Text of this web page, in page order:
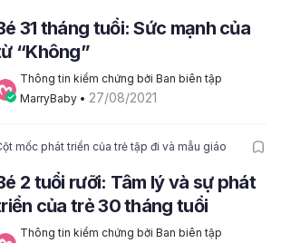
31 tháng tuổi: Sức mạnh của
“Không”
Thông tin kiểm chứng bởi Ban biên tập
MarryBaby • 27/08/2021
mốc phát triển của trẻ tập đi và mẫu giáo
2 tuổi rưỡi: Tâm lý và sự phát
của trẻ 30 tháng tuổi
Thông tin kiểm chứng bởi Ban biên tập